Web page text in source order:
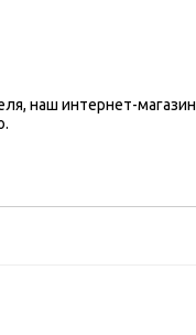
наш интернет-магазин